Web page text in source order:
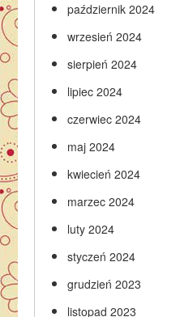
październik 2024
wrzesień 2024
sierpień 2024
lipiec 2024
czerwiec 2024
maj 2024
kwiecień 2024
marzec 2024
luty 2024
styczeń 2024
grudzień 2023
listopad 2023